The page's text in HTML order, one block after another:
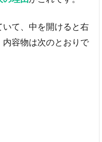
いて、中を開けると右
容物は次のとおりで